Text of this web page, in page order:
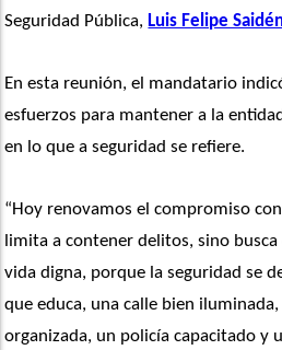
Seguridad Pública, Luis Felipe
En esta reunión, el mandatario
esfuerzos para mantener a la
en lo que a seguridad se refiere.
“Hoy renovamos el compromiso
limita a contener delitos, sino
vida digna, porque la seguridad se
que educa, una calle bien
organizada, un policía capacitado y